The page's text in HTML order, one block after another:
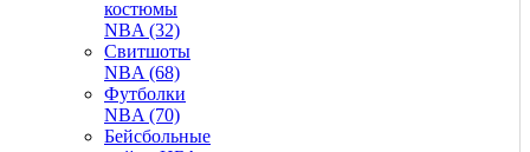
костюмы
NBA (32)
Свитшоты
NBA (68)
Футболки
NBA (70)
Бейсбольные